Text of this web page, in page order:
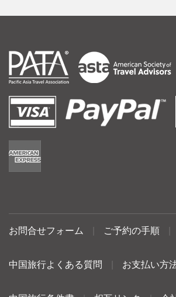
お問合せフォーム ご予約の手順
中国旅行よくある質問 お支払い方